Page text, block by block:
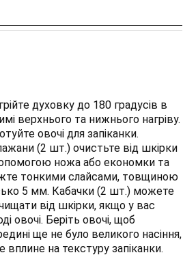
духовку до 180 градусів в
верхнього та нижнього нагріву.
овочі для запіканки.
(2 шт.) очистьте від шкірки
ножа або економки та
тонкими слайсами, товщиною
5 мм. Кабачки (2 шт.) можете
від шкірки, якщо у вас
овочі. Беріть овочі, щоб
ще не було великого насіння,
вплине на текстуру запіканки.